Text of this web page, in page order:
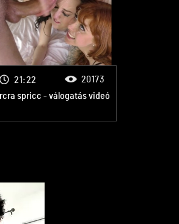
spricc - válogatás videó
21:22 20173